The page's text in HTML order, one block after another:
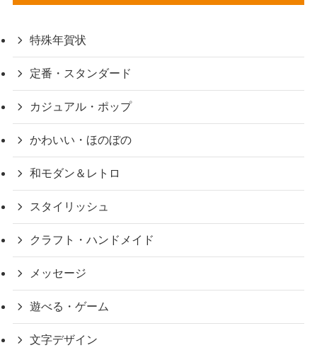
特殊年賀状
定番・スタンダード
カジュアル・ポップ
かわいい・ほのぼの
和モダン＆レトロ
スタイリッシュ
クラフト・ハンドメイド
メッセージ
遊べる・ゲーム
文字デザイン